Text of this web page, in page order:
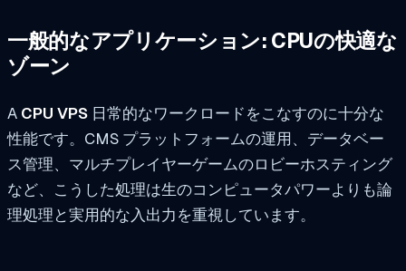
一般的なアプリケーション: CPUの快適な
ゾーン
A CPU VPS 日常的なワークロードをこなすのに十分な
性能です。CMS プラットフォームの運用、データベー
ス管理、マルチプレイヤーゲームのロビーホスティング
など、こうした処理は生のコンピュータパワーよりも論
理処理と実用的な入出力を重視しています。